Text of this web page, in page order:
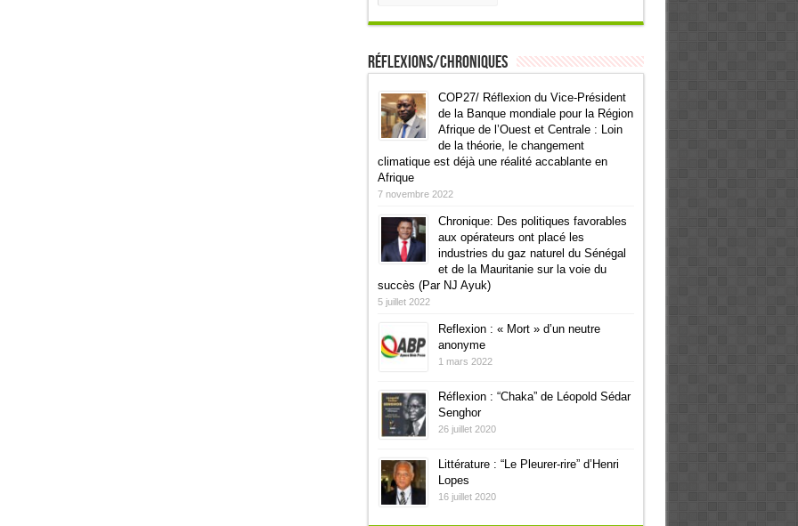
Réflexions/Chroniques
COP27/ Réflexion du Vice-Président
de la Banque mondiale pour la Région
Afrique de l’Ouest et Centrale : Loin
de la théorie, le changement
climatique est déjà une réalité accablante en
Afrique
7 novembre 2022
Chronique: Des politiques favorables
aux opérateurs ont placé les
industries du gaz naturel du Sénégal
et de la Mauritanie sur la voie du
succès (Par NJ Ayuk)
5 juillet 2022
Reflexion : « Mort » d’un neutre
anonyme
1 mars 2022
Réflexion : “Chaka” de Léopold Sédar
Senghor
26 juillet 2020
Littérature : “Le Pleurer-rire” d’Henri
Lopes
16 juillet 2020